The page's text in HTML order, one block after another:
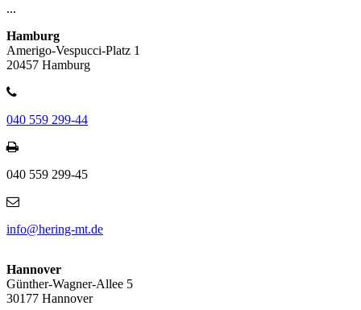
...
Hamburg
Amerigo-Vespucci-Platz 1
20457 Hamburg
040 559 299-44
040 559 299-45
info@hering-mt.de
Hannover
Günther-Wagner-Allee 5
30177 Hannover